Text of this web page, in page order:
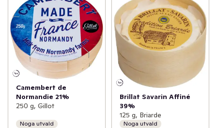
Camembert de
Normandie 21%
250 g, Gillot
Noga utvald
Brillat Savarin Affiné
39%
125 g, Briarde
Noga utvald